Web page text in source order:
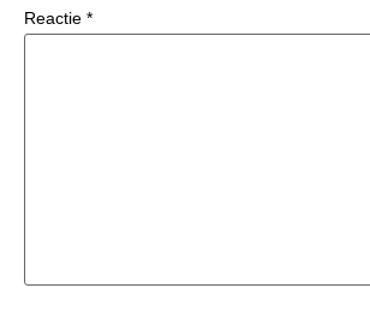
Reactie *